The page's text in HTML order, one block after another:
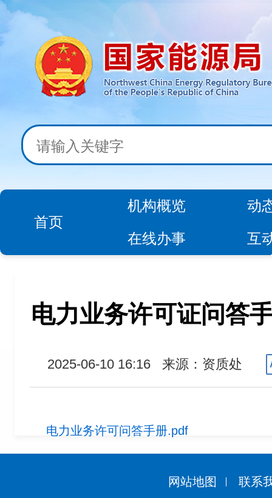
首页
机构概览
动
在线办事
互
电力业务许可证问答
2025-06-10 16:16 来源：资质处
电力业务许可问答手册.pdf
网站地图
联系